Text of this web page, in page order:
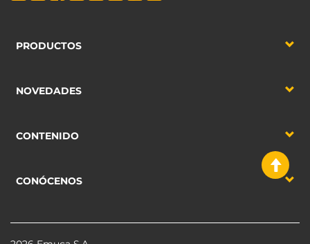
PRODUCTOS
NOVEDADES
CONTENIDO
CONÓCENOS